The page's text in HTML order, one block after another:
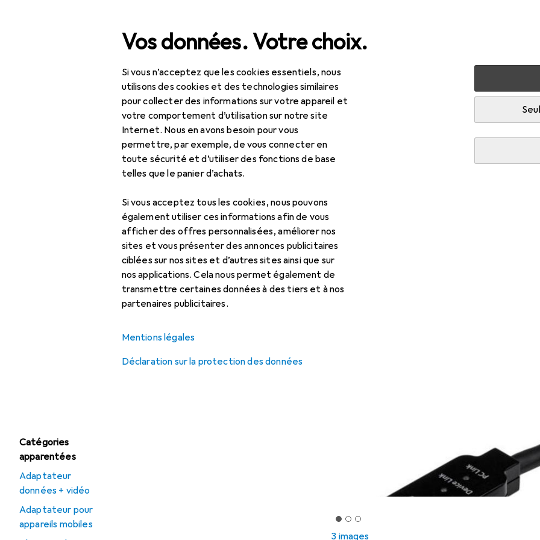
Vos données. Votre choix.
Si vous n’acceptez que les cookies essentiels, nous
utilisons des cookies et des technologies similaires
pour collecter des informations sur votre appareil et
votre comportement d’utilisation sur notre site
Internet. Nous en avons besoin pour vous
permettre, par exemple, de vous connecter en
toute sécurité et d’utiliser des fonctions de base
telles que le panier d’achats.
Si vous acceptez tous les cookies, nous pouvons
également utiliser ces informations afin de vous
afficher des offres personnalisées, améliorer nos
sites et vous présenter des annonces publicitaires
ciblées sur nos sites et d’autres sites ainsi que sur
nos applications. Cela nous permet également de
transmettre certaines données à des tiers et à nos
partenaires publicitaires.
Mentions légales
Déclaration sur la protection des données
Recherche
Catégories
apparentées
Adaptateur
données + vidéo
Adaptateur pour
appareils mobiles
Périphériques Alimentation Chargeurs Câble USB StarTech Câble d'extension USB
3 images